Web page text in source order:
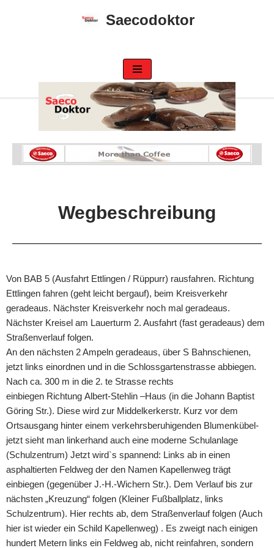
Saecodoktor
Wegbeschreibung
Von BAB 5 (Ausfahrt Ettlingen / Rüppurr) rausfahren. Richtung
Ettlingen fahren (geht leicht bergauf), beim Kreisverkehr
geradeaus. Nächster Kreisverkehr noch mal geradeaus.
Nächster Kreisel am Lauerturm 2. Ausfahrt (fast geradeaus) dem
Straßenverlauf folgen.
An den nächsten 2 Ampeln geradeaus, über S Bahnschienen,
jetzt links einordnen und in die Schlossgartenstrasse abbiegen.
Nach ca. 300 m in die 2. te Strasse rechts
einbiegen Richtung Albert-Stehlin –Haus (in die Johann Baptist
Göring Str.). Diese wird zur Middelkerkerstr. Kurz vor dem
Ortsausgang hinter einem verkehrsberuhigenden Blumenkübel-
jetzt sieht man linkerhand auch eine moderne Schulanlage
(Schulzentrum) Jetzt wird`s spannend: Links ab in einen
asphaltierten Feldweg der den Namen Kapellenweg trägt
einbiegen (gegenüber J.-H.-Wichern Str.). Dem Verlauf bis zur
nächsten „Kreuzung“ folgen (Kleiner Fußballplatz, links
Schulzentrum). Hier rechts ab, dem Straßenverlauf folgen (Auch
hier ist wieder ein Schild Kapellenweg) . Es zweigt nach einigen
hundert Metern links ein Feldweg ab, nicht reinfahren, sondern